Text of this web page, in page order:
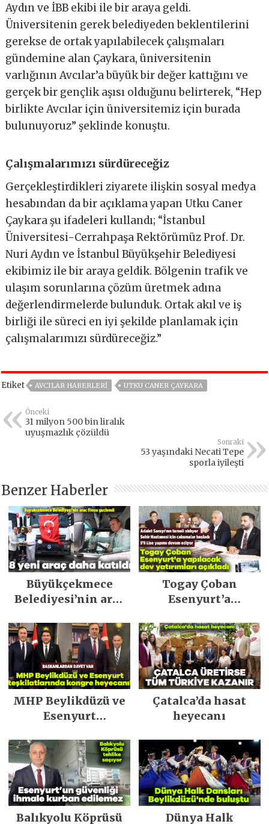
Aydın ve İBB ekibi ile bir araya geldi.
Üniversitenin gerek belediyeden beklentilerini
gerekse de ortak yapılabilecek çalışmaları
gündemine alan Çaykara, üniversitenin
varlığının Avcılar’a büyük bir değer kattığını ve
gerçek bir gençlik aşısı olduğunu belirterek, “Hep
birlikte Avcılar için üniversitemiz için burada
bulunuyoruz” şeklinde konuştu.
Çalışmalarımızı sürdüreceğiz
Gerçekleştirdikleri ziyarete ilişkin sosyal medya
hesabından da bir açıklama yapan Utku Caner
Çaykara şu ifadeleri kullandı; “İstanbul
Üniversitesi-Cerrahpaşa Rektörümüz Prof. Dr.
Nuri Aydın ve İstanbul Büyükşehir Belediyesi
ekibimiz ile bir araya geldik. Bölgenin trafik ve
ulaşım sorunlarına çözüm üretmek adına
değerlendirmelerde bulunduk. Ortak akıl ve iş
birliği ile süreci en iyi şekilde planlamak için
çalışmalarımızı sürdüreceğiz.”
Etiket AVCILAR HABERLERI UTKU CANER ÇAYKARA
Önceki
31 milyon 500 bin liralık
uyuşmazlık çözüldü
Sonraki
53 yaşındaki Necati Tepe
sporla iyileşti
Benzer Haberler
Büyükçekmece
Belediyesi’nin araç
Togay Çoban
Esenyurt’a
yatırımları açıkladı
MHP Beylikdüzü ve
Esenyurt
kongre heyecanı!
Çatalca’da hasat
heyecanı
Balıkyolu Köprüsü Dünya Halk